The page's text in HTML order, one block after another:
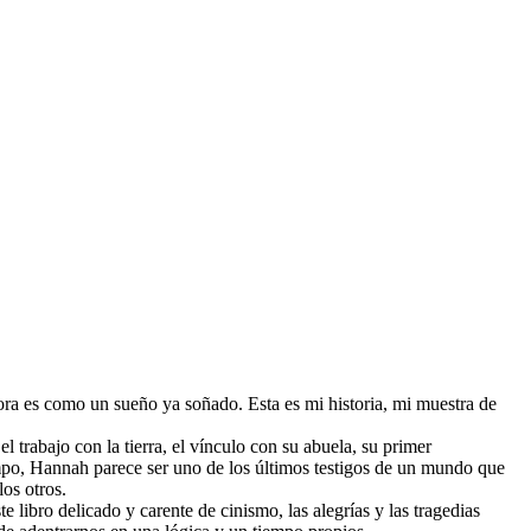
es como un sueño ya soñado. Esta es mi historia, mi muestra de
trabajo con la tierra, el vínculo con su abuela, su primer
Hannah parece ser uno de los últimos testigos de un mundo que
otros.
libro delicado y carente de cinismo, las alegrías y las tragedias